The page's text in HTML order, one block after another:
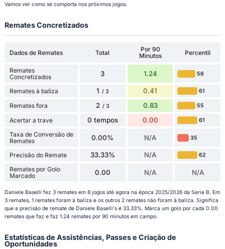
Vamos ver como se comporta nos próximos jogos.
Remates Concretizados
Dados de Remates Total
Por 90
Minutos
Percentil
Remates
Concretizados
3 1.24 56
Remates à baliza 1 / 3 0.41 61
Remates fora 2 / 3 0.83 55
Acertar a trave 0 tempos 0.00 61
Taxa de Conversão de
Remates
0.00% N/A 35
Precisão do Remate 33.33% N/A 62
Remates por Golo
Marcado
0.00 N/A N/A
Daniele Baselli fez 3 remates em 8 jogos até agora na época 2025/2026 da Serie B. Em
3 remates, 1 remates foram à baliza e os outros 2 remates não foram à baliza. Significa
que a precisão de remate de Daniele Baselli's é 33.33%. Marca um golo por cada 0.00
remates que faz e faz 1.24 remates por 90 minutos em campo.
Estatísticas de Assistências, Passes e Criação de
Oportunidades